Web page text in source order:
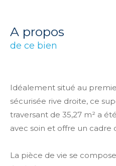
a propos
de ce bien
Idéalement situé au
sécurisée rive droite, ce
traversant de 35,27 m² a
avec soin et offre un cadre
La pièce de vie se